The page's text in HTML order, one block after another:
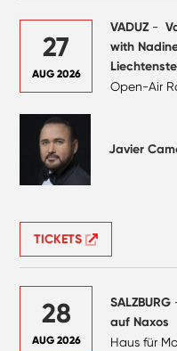
27
AUG 2026
VADUZ -
with
Open-Air
Javier
TICKETS
28
AUG 2026
SALZBURG
auf Naxos
Haus für